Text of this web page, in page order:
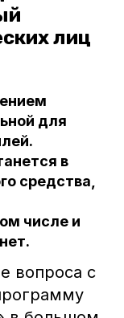
лиц
для
в
средства,
числе и
вопроса с